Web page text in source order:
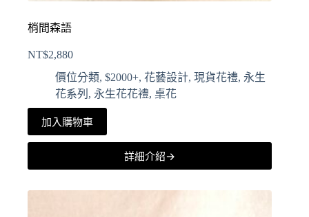
梢間森語
NT$2,880
價位分類, $2000+, 花藝設計, 現貨花禮, 永生
花系列 , 永生花花禮, 桌花
加入購物車
詳細介紹→